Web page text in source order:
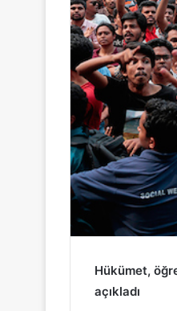
Hükümet,
açıkladı